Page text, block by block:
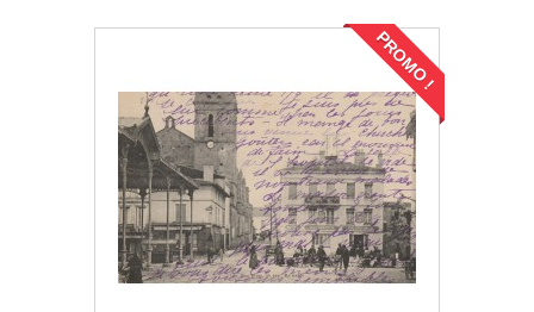
PROMO !